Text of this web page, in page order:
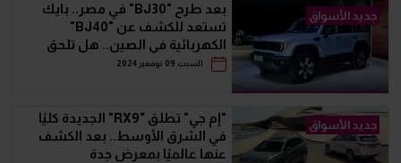
جديد الأسواق
بعد طرح "BJ30" في مصر.. بايك
تستعد للكشف عن "BJ40"
الكهربائية في الصين.. هل تلحق
بشقيقتها قريبا؟
السبت 09 نوفمبر 2024
جديد الأسواق
"إم جي" تطلق "RX9" الجديدة كليًا
في الشرق الأوسط.. بعد الكشف
عنها عالميًا بمعرض جدة